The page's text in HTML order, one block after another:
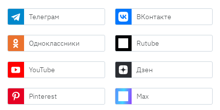
Телеграм ВКонтакте
Одноклассники Rutube
YouTube Дзен
Pinterest Max